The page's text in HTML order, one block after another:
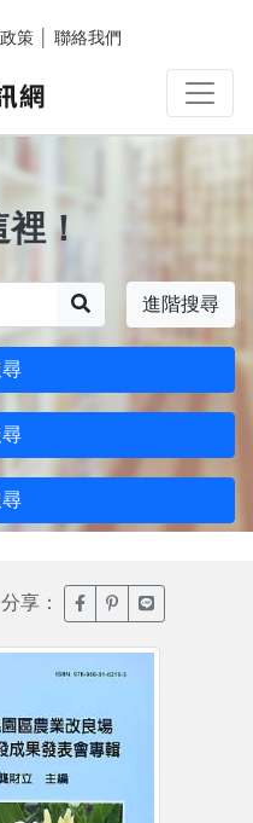
策 聯絡我們
！
進階搜尋
分享： 臉書分享(另開新視窗)
噗浪分享(另開新
Line分享(另